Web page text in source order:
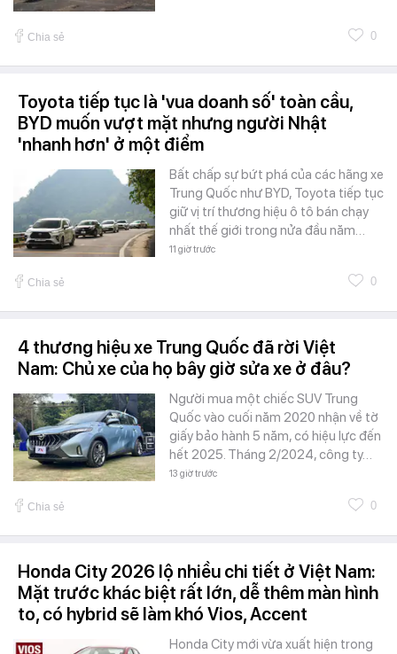
Chia sẻ 0
Toyota tiếp tục là 'vua doanh số' toàn cầu,
BYD muốn vượt mặt nhưng người Nhật
'nhanh hơn' ở một điểm
Bất chấp sự bứt phá của các hãng xe
Trung Quốc như BYD, Toyota tiếp tục
giữ vị trí thương hiệu ô tô bán chạy
nhất thế giới trong nửa đầu năm…
11 giờ trước
Chia sẻ 0
4 thương hiệu xe Trung Quốc đã rời Việt
Nam: Chủ xe của họ bây giờ sửa xe ở đâu?
Người mua một chiếc SUV Trung
Quốc vào cuối năm 2020 nhận về tờ
giấy bảo hành 5 năm, có hiệu lực đến
hết 2025. Tháng 2/2024, công ty…
13 giờ trước
Chia sẻ 0
Honda City 2026 lộ nhiều chi tiết ở Việt Nam:
Mặt trước khác biệt rất lớn, dễ thêm màn hình
to, có hybrid sẽ làm khó Vios, Accent
Honda City mới vừa xuất hiện trong